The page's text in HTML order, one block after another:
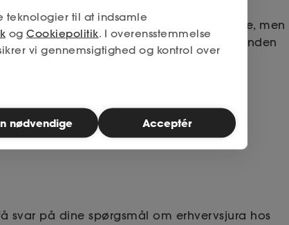
til at håndtere en sag mod det offentlige, men
bør du kontakte en advokat eller en anden
Selskabsadvokaterne.
svar på dine spørgsmål om erhvervsjura hos
teknologier til at indsamle
og Cookiepolitik. I overensstemmelse
vi gennemsigtighed og kontrol over
nødvendige Acceptér